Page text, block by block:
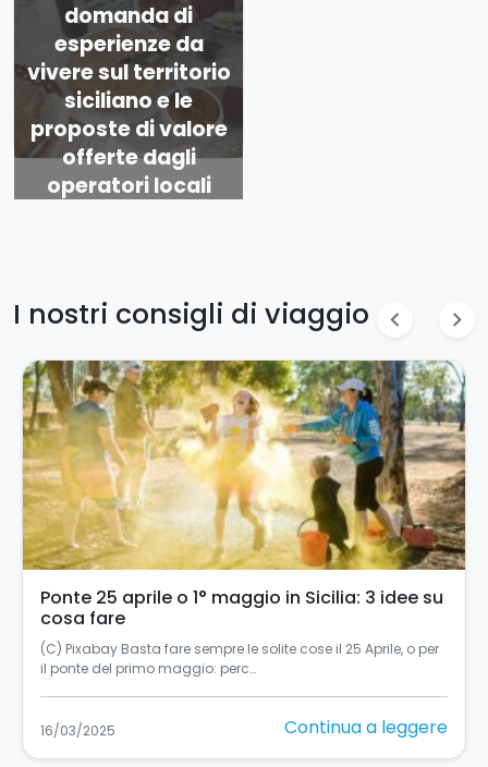
domanda di
esperienze da
vivere sul territorio
siciliano e le
proposte di valore
offerte dagli
operatori locali
I nostri consigli di viaggio chevron_left chevron_right
Ponte 25 aprile o 1° maggio in Sicilia: 3 idee su
cosa fare
(C) Pixabay Basta fare sempre le solite cose il 25 Aprile, o per
il ponte del primo maggio: perc…
16/03/2025 Continua a leggere